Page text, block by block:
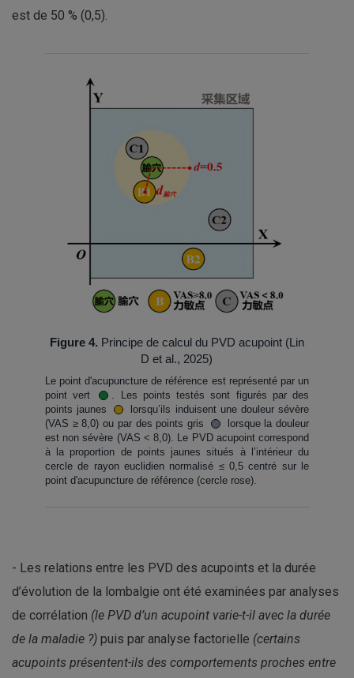
est de 50 % (0,5).
Figure 4. Principe de calcul du PVD acupoint (Lin
D et al., 2025)
Le point d'acupuncture de référence est représenté par un
point vert
. Les points testés sont figurés par des
points jaunes
lorsqu’ils induisent une douleur sévère
(VAS ≥ 8,0) ou par des points gris
lorsque la douleur
est non sévère (VAS < 8,0). Le PVD acupoint correspond
à la proportion de points jaunes situés à l’intérieur du
cercle de rayon euclidien normalisé ≤ 0,5 centré sur le
point d'acupuncture de référence (cercle rose).
- Les relations entre les PVD des acupoints et la durée
d’évolution de la lombalgie ont été examinées par analyses
de corrélation (le PVD d’un acupoint varie-t-il avec la durée
de la maladie ?) puis par analyse factorielle (certains
acupoints présentent-ils des comportements proches entre